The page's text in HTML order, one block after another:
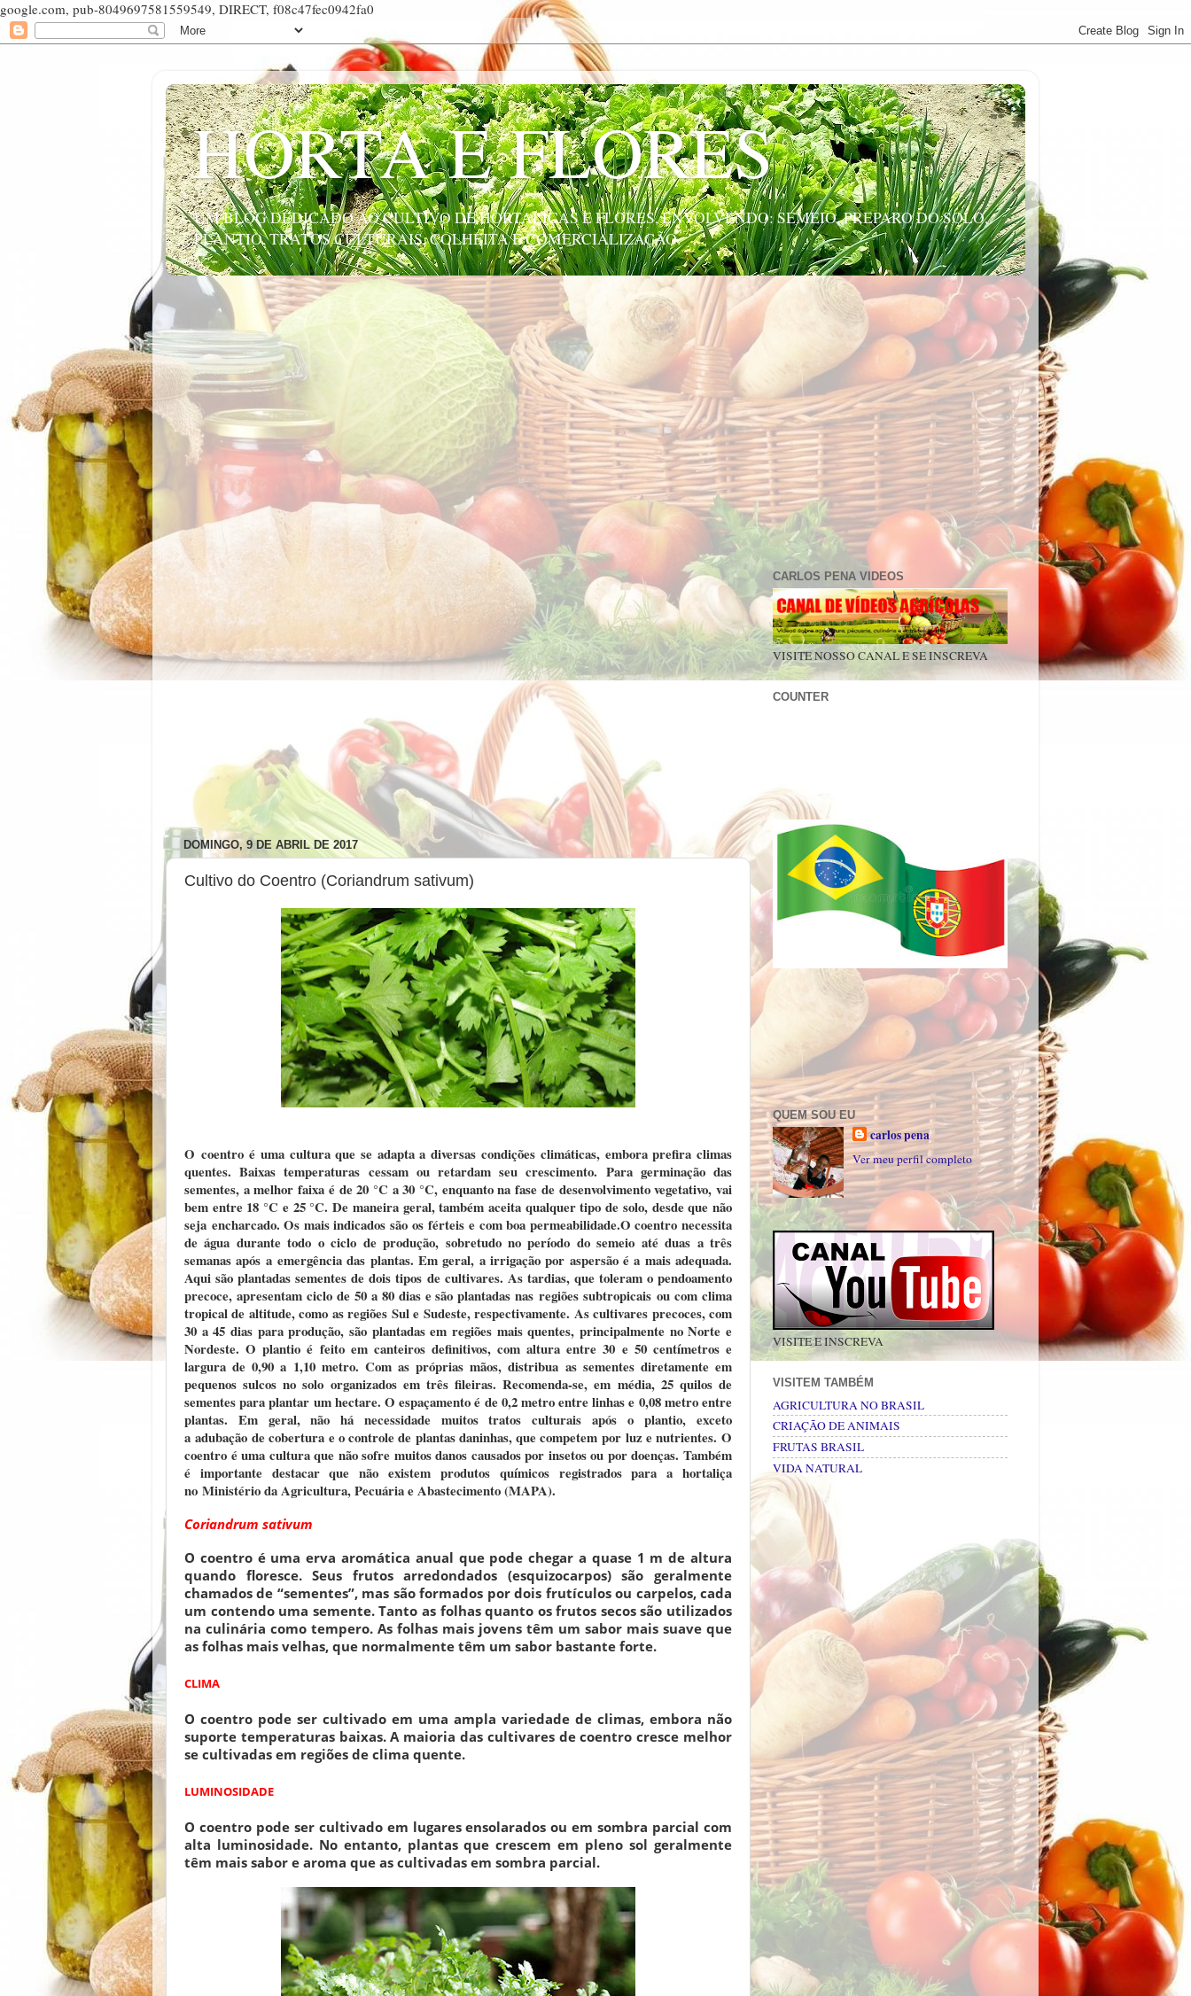
google.com, pub-8049697581559549, DIRECT, f08c47fec0942fa0
HORTA E FLORES
UM BLOG DEDICADO AO CULTIVO DE HORTALIÇAS E FLORES, ENVOLVENDO: SEMEIO, PREPARO DO SOLO,
PLANTIO, TRATOS CULTURAIS, COLHEITA E COMERCIALIZAÇÃO.
DOMINGO, 9 DE ABRIL DE 2017
Cultivo do Coentro (Coriandrum sativum)
O coentroé uma cultura que se adapta a diversascondições climáticas, embora prefira climas
quentes. Baixas temperaturas cessam ou retardam seu crescimento. Para germinação das
sementes, a melhor faixa é de 20 °C a 30 °C, enquanto na fase de desenvolvimento vegetativo, vai
bem entre 18 °C e 25 °C. De maneira geral, também aceita qualquer tipo de solo, desde que não
seja encharcado. Os mais indicados são osférteis e com boa permeabilidade.O coentro necessita
de água durante todo o ciclo de produção, sobretudo no período do semeio até duas a três
semanas após aemergência das plantas. Em geral, a irrigação por aspersão é a mais adequada.
Aqui são plantadas sementes de dois tipos de cultivares. As tardias, que toleram o pendoamento
precoce, apresentam ciclo de 50 a 80 dias e são plantadas nas regiões subtropicais ou com clima
tropical de altitude, como as regiões Sul e Sudeste, respectivamente. As cultivares precoces, com
30 a 45 dias para produção, são plantadas em regiões mais quentes, principalmente no Norte e
Nordeste. O plantio é feito em canteiros definitivos, com altura entre 30 e 50 centímetros e
largura de 0,90 a 1,10 metro. Com as próprias mãos, distribua as sementes diretamente em
pequenos sulcos no solo organizados em três fileiras. Recomenda-se, em média, 25 quilos de
sementes para plantar um hectare. O espaçamento é de 0,2 metro entre linhas e 0,08 metro entre
plantas. Em geral, não há necessidade muitos tratos culturais após oplantio, exceto
aadubação de cobertura e o controle de plantas daninhas, que competem porluz e nutrientes. O
coentro é uma cultura que não sofre muitos danos causados por insetos ou por doenças. Também
é importante destacar que não existem produtos químicos registrados para a hortaliça
no Ministério da Agricultura, Pecuária e Abastecimento (MAPA).
Coriandrum sativum
O coentro é uma erva aromática anual que pode chegar a quase 1 m de altura
quando floresce. Seus frutos arredondados (esquizocarpos) são geralmente
chamados de “sementes”, mas são formados por dois frutículos ou carpelos, cada
um contendo uma semente. Tanto as folhas quanto os frutos secos são utilizados
na culinária como tempero. As folhas mais jovens têm um sabor mais suave que
as folhas mais velhas, que normalmente têm um sabor bastante forte.
CLIMA
O coentro pode ser cultivado em uma ampla variedade de climas, embora não
suporte temperaturas baixas. A maioria das cultivares de coentro cresce melhor
se cultivadas em regiões de clima quente.
LUMINOSIDADE
O coentro pode ser cultivado em lugares ensolarados ou em sombra parcial com
alta luminosidade. No entanto, plantas que crescem em pleno sol geralmente
têm mais sabor e aroma que as cultivadas em sombra parcial.
CARLOS PENA VIDEOS
VISITE NOSSO CANAL E SE INSCREVA
COUNTER
QUEM SOU EU
carlos pena
Ver meu perfil completo
VISITE E INSCREVA
VISITEM TAMBÉM
AGRICULTURA NO BRASIL
CRIAÇÃO DE ANIMAIS
FRUTAS BRASIL
VIDA NATURAL